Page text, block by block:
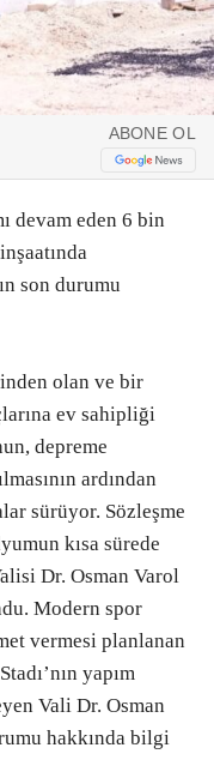
ABONE OL
devam eden 6 bin
son durumu
olan ve bir
ev sahipliği
depreme
ardından
sürüyor. Sözleşme
kısa sürede
Dr. Osman Varol
Modern spor
vermesi planlanan
yapım
Vali Dr. Osman
hakkında bilgi